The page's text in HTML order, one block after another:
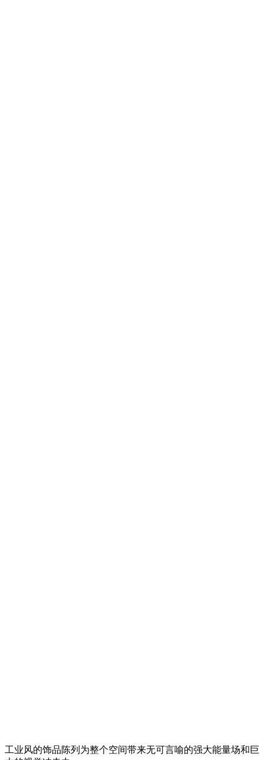
工业风的饰品陈列为整个空间带来无可言喻的强大能量场和巨